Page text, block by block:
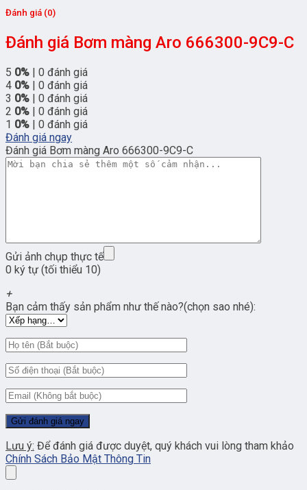
Đánh giá (0)
Đánh giá Bơm màng Aro 666300-9C9-C
5 0% | 0 đánh giá
4 0% | 0 đánh giá
3 0% | 0 đánh giá
2 0% | 0 đánh giá
1 0% | 0 đánh giá
Đánh giá ngay
Đánh giá Bơm màng Aro 666300-9C9-C
Gửi ảnh chụp thực tế
0 ký tự (tối thiểu 10)
+
Bạn cảm thấy sản phẩm như thế nào?(chọn sao nhé):
Lưu ý: Để đánh giá được duyệt, quý khách vui lòng tham khảo
Chính Sách Bảo Mật Thông Tin